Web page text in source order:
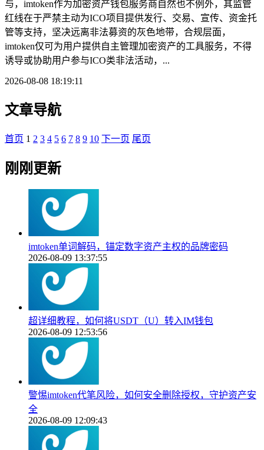
与，imtoken作为加密资产钱包服务商自然也不例外，其监管
红线在于严禁主动为ICO项目提供发行、交易、宣传、资金托
管等支持，坚决远离非法募资的灰色地带，合规层面，
imtoken仅可为用户提供自主管理加密资产的工具服务，不得
诱导或协助用户参与ICO类非法活动，...
2026-08-08 18:19:11
文章导航
首页 1 2 3 4 5 6 7 8 9 10 下一页 尾页
刚刚更新
imtoken单词解码，锚定数字资产主权的品牌密码
2026-08-09 13:37:55
超详细教程，如何将USDT（U）转入IM钱包
2026-08-09 12:53:56
警惕imtoken代笔风险，如何安全删除授权，守护资产安
全
2026-08-09 12:09:43